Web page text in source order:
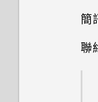
設
使
簡
聯